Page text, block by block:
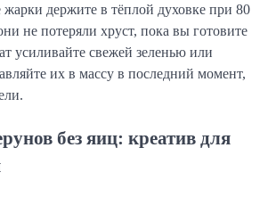
держите в тёплой духовке при 80
не потеряли хруст, пока вы готовите
усиливайте свежей зеленью или
их в массу в последний момент,
без яиц: креатив для